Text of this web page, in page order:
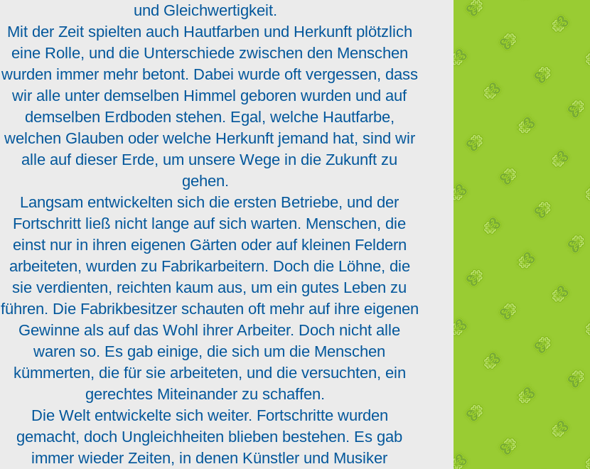
und Gleichwertigkeit.
Mit der Zeit spielten auch Hautfarben und Herkunft plötzlich
eine Rolle, und die Unterschiede zwischen den Menschen
wurden immer mehr betont. Dabei wurde oft vergessen, dass
wir alle unter demselben Himmel geboren wurden und auf
demselben Erdboden stehen. Egal, welche Hautfarbe,
welchen Glauben oder welche Herkunft jemand hat, sind wir
alle auf dieser Erde, um unsere Wege in die Zukunft zu
gehen.
Langsam entwickelten sich die ersten Betriebe, und der
Fortschritt ließ nicht lange auf sich warten. Menschen, die
einst nur in ihren eigenen Gärten oder auf kleinen Feldern
arbeiteten, wurden zu Fabrikarbeitern. Doch die Löhne, die
sie verdienten, reichten kaum aus, um ein gutes Leben zu
führen. Die Fabrikbesitzer schauten oft mehr auf ihre eigenen
Gewinne als auf das Wohl ihrer Arbeiter. Doch nicht alle
waren so. Es gab einige, die sich um die Menschen
kümmerten, die für sie arbeiteten, und die versuchten, ein
gerechtes Miteinander zu schaffen.
Die Welt entwickelte sich weiter. Fortschritte wurden
gemacht, doch Ungleichheiten blieben bestehen. Es gab
immer wieder Zeiten, in denen Künstler und Musiker